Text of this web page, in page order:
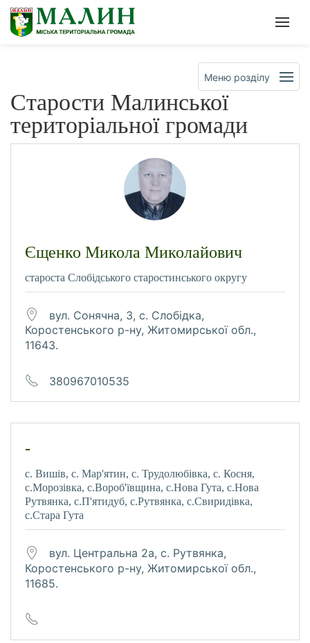
Офіційна сторінка
Меню розділу
Старости Малинської
територіальної громади
Єщенко Микола Миколайович
староста Слобідського старостинського округу
вул. Сонячна, 3, с. Слобідка,
Коростенського р-ну, Житомирської обл.,
11643.
380967010535
-
с. Вишів, с. Мар'ятин, с. Трудолюбівка, с. Косня,
с.Морозівка, с.Вороб'ївщина, с.Нова Гута, с.Нова
Рутвянка, с.П'ятидуб, с.Рутвянка, с.Свиридівка,
с.Стара Гута
вул. Центральна 2а, с. Рутвянка,
Коростенського р-ну, Житомирської обл.,
11685.